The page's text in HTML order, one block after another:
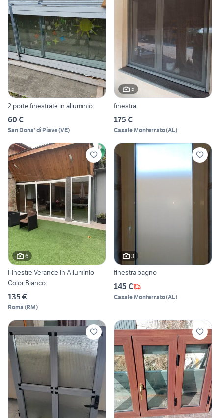
2 porte finestrate in alluminio
60 €
San Dona' di Piave(VE)
5
finestra
175 €
Casale Monferrato(AL)
6
Finestre Verande in Alluminio
Color Bianco
135 €
Roma (RM)
3
finestra bagno
145 €
Casale Monferrato(AL)